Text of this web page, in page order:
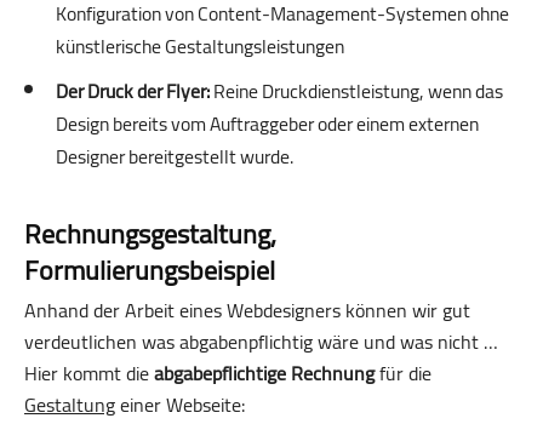
Konfiguration von Content-Management-Systemen ohne
künstlerische Gestaltungsleistungen
Der Druck der Flyer:Reine Druckdienstleistung, wenn das
Design bereits vom Auftraggeber oder einem externen
Designer bereitgestellt wurde.
Rechnungsgestaltung,
Formulierungsbeispiel
Anhand der Arbeit eines Webdesigners können wir gut
verdeutlichen was abgabenpflichtig wäre und was nicht …
Hier kommt dieabgabepflichtige Rechnungfür die
Gestaltungeiner Webseite: